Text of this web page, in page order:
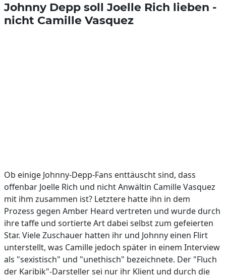
Johnny Depp soll Joelle Rich lieben -
nicht Camille Vasquez
Ob einige Johnny-Depp-Fans enttäuscht sind, dass
offenbar Joelle Rich und nicht Anwältin Camille Vasquez
mit ihm zusammen ist? Letztere hatte ihn in dem
Prozess gegen Amber Heard vertreten und wurde durch
ihre taffe und sortierte Art dabei selbst zum gefeierten
Star. Viele Zuschauer hatten ihr und Johnny einen Flirt
unterstellt, was Camille jedoch später in einem Interview
als "sexistisch" und "unethisch" bezeichnete. Der "Fluch
der Karibik"-Darsteller sei nur ihr Klient und durch die